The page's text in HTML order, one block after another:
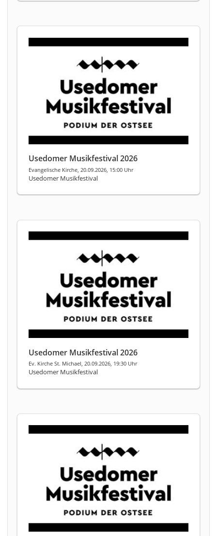
Usedomer Musikfestival 2026
Evangelische Kirche, 20.09.2026, 15:00 Uhr
Usedomer Musikfestival
Usedomer Musikfestival 2026
Ev. Kirche St. Michael, 20.09.2026, 19:30 Uhr
Usedomer Musikfestival